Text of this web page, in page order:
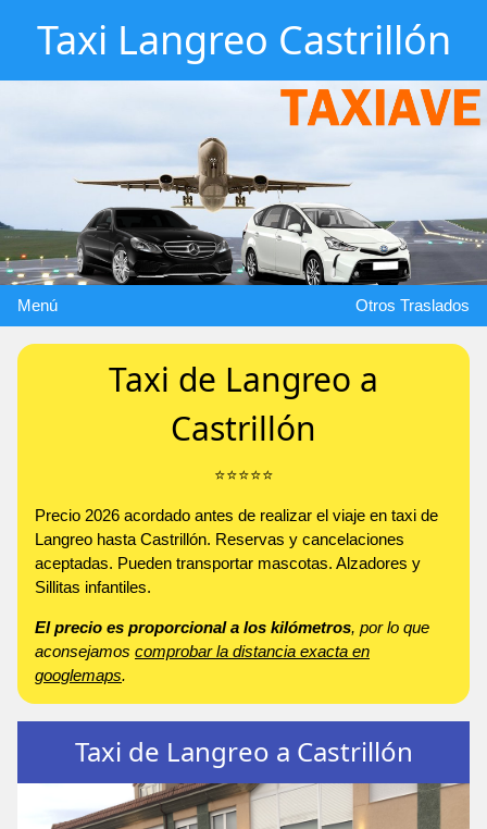
Taxi Langreo Castrillón
Menú Otros Traslados
Taxi de Langreo a
Castrillón
⭐️⭐️⭐️⭐️⭐️
Precio 2026 acordado antes de realizar el viaje en taxi de
Langreo hasta Castrillón. Reservas y cancelaciones
aceptadas. Pueden transportar mascotas. Alzadores y
Sillitas infantiles.
El precio es proporcional a los kilómetros, por lo que
aconsejamos comprobar la distancia exacta en
googlemaps.
Taxi de Langreo a Castrillón